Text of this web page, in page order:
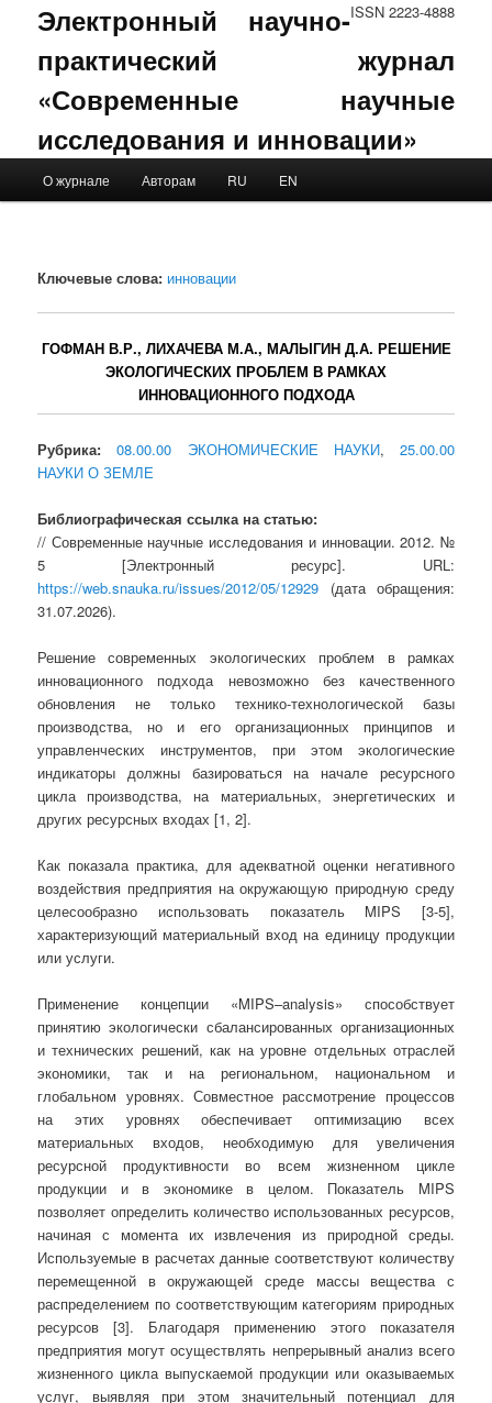
ISSN 2223-4888
Электронный научно-
практический журнал
«Современные научные
исследования и инновации»
Skip to primary content
Skip to secondary content
О журнале Авторам RU EN
Ключевые слова: инновации
ГОФМАН В.Р., ЛИХАЧЕВА М.А., МАЛЫГИН Д.А. РЕШЕНИЕ
ЭКОЛОГИЧЕСКИХ ПРОБЛЕМ В РАМКАХ
ИННОВАЦИОННОГО ПОДХОДА
Рубрика: 08.00.00 ЭКОНОМИЧЕСКИЕ НАУКИ, 25.00.00
НАУКИ О ЗЕМЛЕ
Библиографическая ссылка на статью:
// Современные научные исследования и инновации. 2012. №
5 [Электронный ресурс]. URL:
https://web.snauka.ru/issues/2012/05/12929 (дата обращения:
31.07.2026).
Решение современных экологических проблем в рамках
инновационного подхода невозможно без качественного
обновления не только технико-технологической базы
производства, но и его организационных принципов и
управленческих инструментов, при этом экологические
индикаторы должны базироваться на начале ресурсного
цикла производства, на материальных, энергетических и
других ресурсных входах [1, 2].
Как показала практика, для адекватной оценки негативного
воздействия предприятия на окружающую природную среду
целесообразно использовать показатель MIPS [3-5],
характеризующий материальный вход на единицу продукции
или услуги.
Применение концепции «MIPS–analysis» способствует
принятию экологически сбалансированных организационных
и технических решений, как на уровне отдельных отраслей
экономики, так и на региональном, национальном и
глобальном уровнях. Совместное рассмотрение процессов
на этих уровнях обеспечивает оптимизацию всех
материальных входов, необходимую для увеличения
ресурсной продуктивности во всем жизненном цикле
продукции и в экономике в целом. Показатель MIPS
позволяет определить количество использованных ресурсов,
начиная с момента их извлечения из природной среды.
Используемые в расчетах данные соответствуют количеству
перемещенной в окружающей среде массы вещества с
распределением по соответствующим категориям природных
ресурсов [3]. Благодаря применению этого показателя
предприятия могут осуществлять непрерывный анализ всего
жизненного цикла выпускаемой продукции или оказываемых
услуг, выявляя при этом значительный потенциал для